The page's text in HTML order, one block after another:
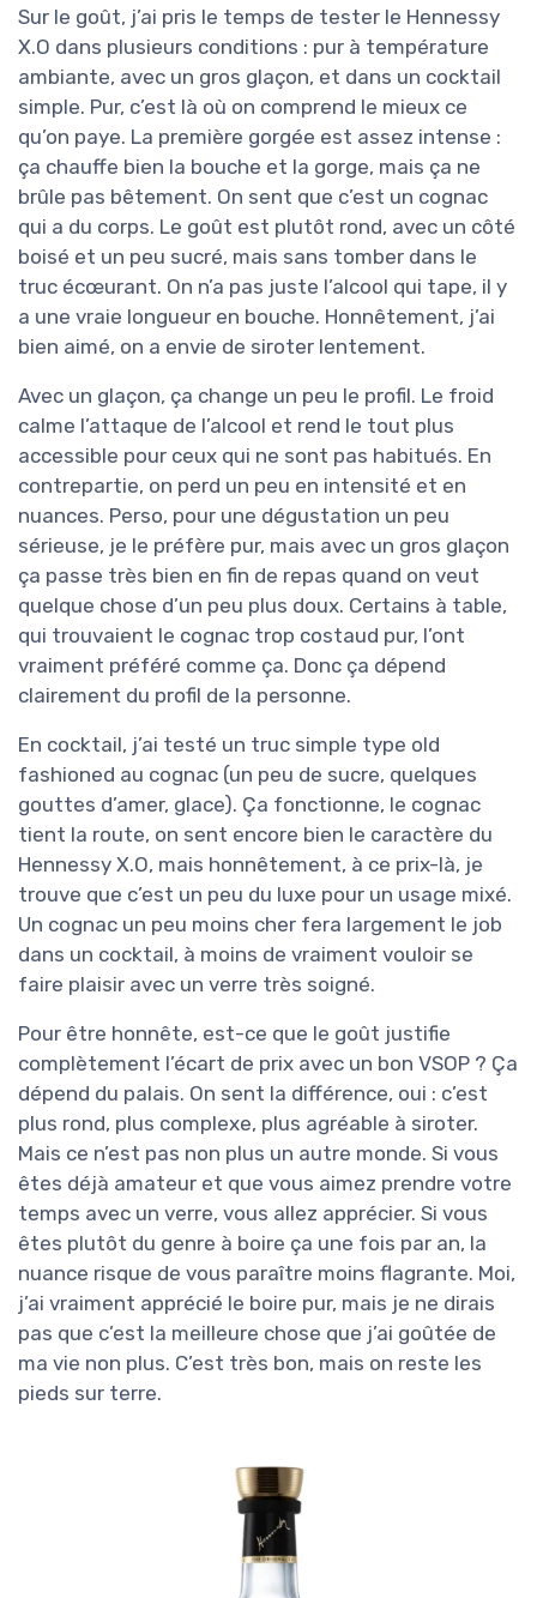
Sur le goût, j’ai pris le temps de tester le Hennessy
X.O dans plusieurs conditions : pur à température
ambiante, avec un gros glaçon, et dans un cocktail
simple. Pur, c’est là où on comprend le mieux ce
qu’on paye. La première gorgée est assez intense :
ça chauffe bien la bouche et la gorge, mais ça ne
brûle pas bêtement. On sent que c’est un cognac
qui a du corps. Le goût est plutôt rond, avec un côté
boisé et un peu sucré, mais sans tomber dans le
truc écœurant. On n’a pas juste l’alcool qui tape, il y
a une vraie longueur en bouche. Honnêtement, j’ai
bien aimé, on a envie de siroter lentement.
Avec un glaçon, ça change un peu le profil. Le froid
calme l’attaque de l’alcool et rend le tout plus
accessible pour ceux qui ne sont pas habitués. En
contrepartie, on perd un peu en intensité et en
nuances. Perso, pour une dégustation un peu
sérieuse, je le préfère pur, mais avec un gros glaçon
ça passe très bien en fin de repas quand on veut
quelque chose d’un peu plus doux. Certains à table,
qui trouvaient le cognac trop costaud pur, l’ont
vraiment préféré comme ça. Donc ça dépend
clairement du profil de la personne.
En cocktail, j’ai testé un truc simple type old
fashioned au cognac (un peu de sucre, quelques
gouttes d’amer, glace). Ça fonctionne, le cognac
tient la route, on sent encore bien le caractère du
Hennessy X.O, mais honnêtement, à ce prix-là, je
trouve que c’est un peu du luxe pour un usage mixé.
Un cognac un peu moins cher fera largement le job
dans un cocktail, à moins de vraiment vouloir se
faire plaisir avec un verre très soigné.
Pour être honnête, est-ce que le goût justifie
complètement l’écart de prix avec un bon VSOP ? Ça
dépend du palais. On sent la différence, oui : c’est
plus rond, plus complexe, plus agréable à siroter.
Mais ce n’est pas non plus un autre monde. Si vous
êtes déjà amateur et que vous aimez prendre votre
temps avec un verre, vous allez apprécier. Si vous
êtes plutôt du genre à boire ça une fois par an, la
nuance risque de vous paraître moins flagrante. Moi,
j’ai vraiment apprécié le boire pur, mais je ne dirais
pas que c’est la meilleure chose que j’ai goûtée de
ma vie non plus. C’est très bon, mais on reste les
pieds sur terre.